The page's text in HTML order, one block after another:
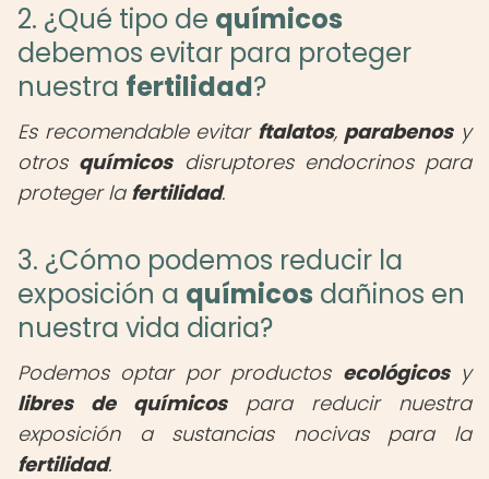
2. ¿Qué tipo de químicos
debemos evitar para proteger
nuestra fertilidad?
Es recomendable evitar ftalatos, parabenosy
otros químicosdisruptores endocrinos para
proteger la fertilidad.
3. ¿Cómo podemos reducir la
exposición a químicos dañinos en
nuestra vida diaria?
Podemos optar por productos ecológicosy
libres de químicospara reducir nuestra
exposición a sustancias nocivas para la
fertilidad.